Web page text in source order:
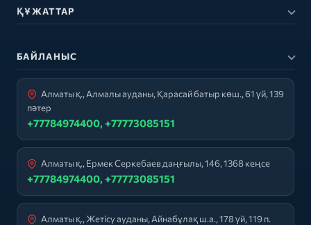
ҚҰЖАТТАР
БАЙЛАНЫС
Алматы қ., Алмалы ауданы, Қарасай батыр көш., 61 үй, 139
пәтер
+77784974400, +77773085151
Алматы қ., Ермек Серкебаев даңғылы, 146, 1368 кеңсе
+77784974400, +77773085151
Алматы қ., Жетісу ауданы, Айнабұлақ ш.а., 178 үй, 119 п.